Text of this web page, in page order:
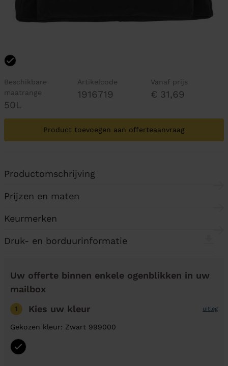
Beschikbare
maatrange
50L
Artikelcode
1916719
Vanaf prijs
€ 31,69
Product toevoegen aan offerteaanvraag
Productomschrijving
Prijzen en maten
Keurmerken
Druk- en borduurinformatie
Uw offerte binnen enkele ogenblikken in uw
mailbox
1 Kies uw kleur uitleg
Gekozen kleur: Zwart 999000